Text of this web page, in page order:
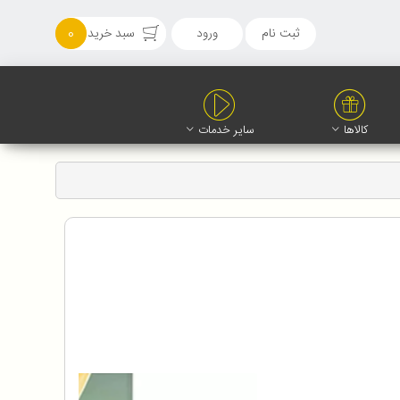
ثبت نام ورود سبد خرید 0
کالاها سایر خدمات